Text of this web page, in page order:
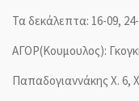
Τα δεκάλεπτα: 16-09,
ΑΓΟΡ(Κουμουλος):
Παπαδογιαννάκης Χ. 6,